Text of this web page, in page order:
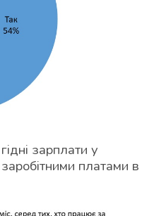
зарплати у
платами в